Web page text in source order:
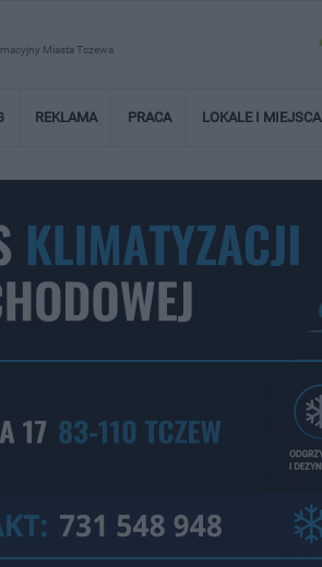
Miasta Tczewa
REKLAMA PRACA LOKALE I MIEJSCA